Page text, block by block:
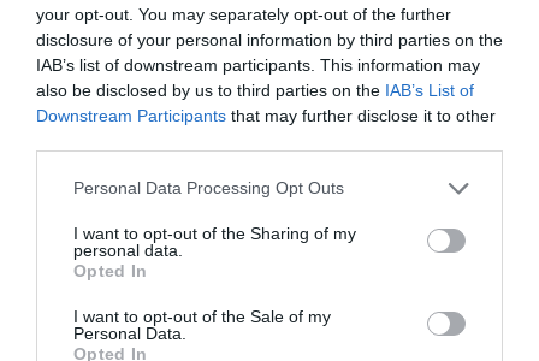
your opt-out. You may separately opt-out of the further
disclosure of your personal information by third parties on the
IAB’s list of downstream participants. This information may
also be disclosed by us to third parties on the IAB’s List of
Downstream Participants that may further disclose it to other
Personal Data Processing Opt Outs
I want to opt-out of the Sharing of my
personal data.
Opted In
I want to opt-out of the Sale of my
Personal Data.
Opted In
Έγραψε με τον Νίκο Βώκο το σενάριο της ταινίας Το
μεροκάματο της ευτυχίας (σκηνοθεσία Χρήστου
Θεοδωρόπουλου, 1960) και με τον Γεράσιμο Σταύρου
το θεατρικό Πέντε στρέμματα Παράδεισος (θίασος
Τιμήθηκε με το Α΄ Κρατικό Βραβείο Μυθιστορήματος
Μεγάλο Κρατικό Βραβείο για το σύνολο του έργου του.
Έργα του έχουν μεταφραστεί στα γερμανικά, ρωσικά,